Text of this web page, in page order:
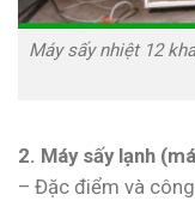
Máy sấy nhiệt 12
2. Máy sấy lạnh
– Đặc điểm và